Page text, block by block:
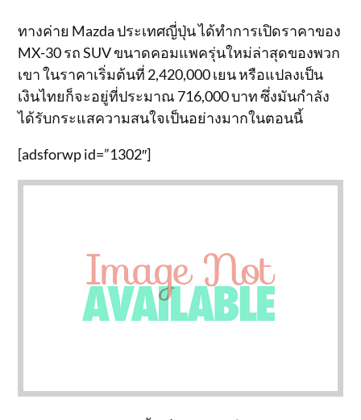
ทางค่าย Mazda ประเทศญี่ปุ่น ได้ทำการเปิดราคาของ
MX-30 รถ SUV ขนาดคอมแพครุ่นใหม่ล่าสุดของพวก
เขา ในราคาเริ่มต้นที่ 2,420,000 เยน หรือแปลงเป็น
เงินไทยก็จะอยู่ที่ประมาณ 716,000 บาท ซึ่งมันกำลัง
ได้รับกระแสความสนใจเป็นอย่างมากในตอนนี้
[adsforwp id=”1302″]